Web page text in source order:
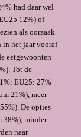
had daar wel
12%) of
als oorzaak
in het jaar vooraf
eetgewoonten
Tot de
EU25: 27%
21%), meer
De opties
38%), minder
naar